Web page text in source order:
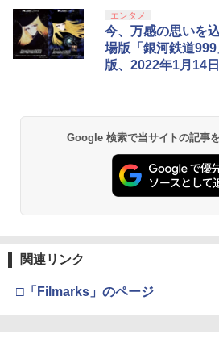
エンタメ
今、万感の思いを
場版「銀河鉄道
版、2022年1月14
Google 検索で当サイトの記事
関連リンク
□「Filmarks」のページ